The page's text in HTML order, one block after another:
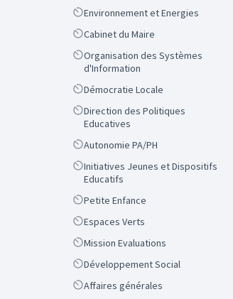
ScopeEnvironnement et Energies
ScopeCabinet du Maire
Scope
Organisation des Systèmes
d'Information
ScopeDémocratie Locale
Scope
Direction des Politiques
Educatives
ScopeAutonomie PA/PH
Scope
Initiatives Jeunes et Dispositifs
Educatifs
ScopePetite Enfance
ScopeEspaces Verts
ScopeMission Evaluations
ScopeDéveloppement Social
ScopeAffaires générales